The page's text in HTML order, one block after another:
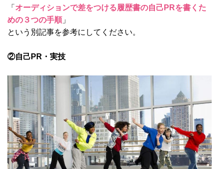
「 オーディションで差をつける履歴書の自己PRを書くた
めの３つの手順 」
という別記事を参考にしてください。
②自己PR・実技